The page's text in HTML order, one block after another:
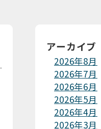
アーカイブ
2026年8月
2026年7月
2026年6月
2026年5月
2026年4月
2026年3月